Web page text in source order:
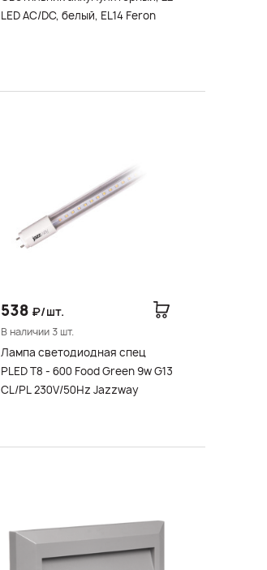
LED AC/DC, белый, EL14 Feron
538 ₽/шт.
В наличии 3 шт.
Лампа светодиодная спец
PLED T8 - 600 Food Green 9w G13
CL/PL 230V/50Hz Jazzway